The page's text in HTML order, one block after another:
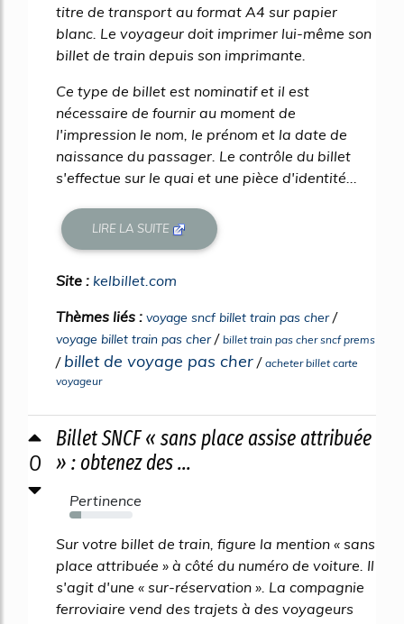
titre de transport au format A4 sur papier
blanc. Le voyageur doit imprimer lui-même son
billet de train depuis son imprimante.
Ce type de billet est nominatif et il est
nécessaire de fournir au moment de
l'impression le nom, le prénom et la date de
naissance du passager. Le contrôle du billet
s'effectue sur le quai et une pièce d'identité...
LIRE LA SUITE
Site : kelbillet.com
Thèmes liés : voyage sncf billet train pas cher/
voyage billet train pas cher/ billet train pas cher sncf prems
/ billet de voyage pas cher / acheter billet carte
voyageur
0
Billet SNCF « sans place assise attribuée
» : obtenez des ...
Pertinence
19%
Sur votre billet de train, figure la mention « sans
place attribuée » à côté du numéro de voiture. Il
s'agit d'une « sur-réservation ». La compagnie
ferroviaire vend des trajets à des voyageurs